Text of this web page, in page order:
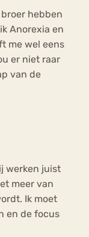
hebben
Anorexia en
me wel eens
er niet raar
van de
werken juist
meer van
Ik moet
en de focus